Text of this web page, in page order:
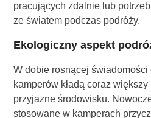
pracujących zdalnie lub
ze światem podczas podróży.
Ekologiczny aspekt
W dobie rosnącej
kamperów kładą coraz
przyjazne środowisku.
stosowane w kamperach